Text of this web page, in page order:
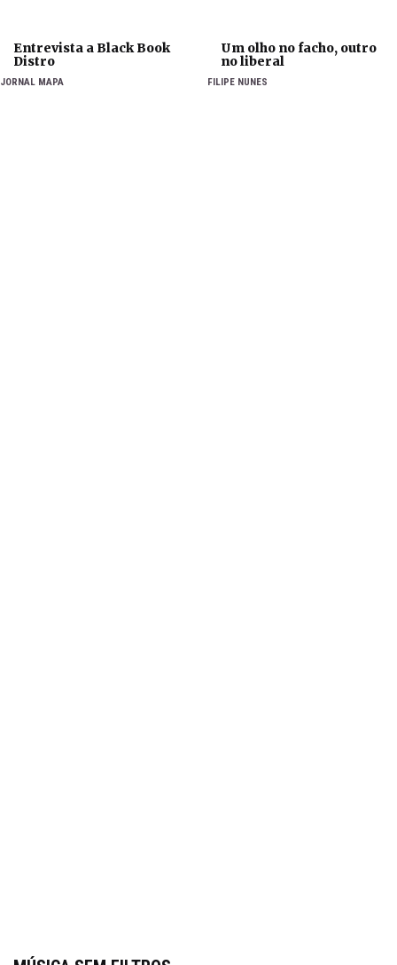
Entrevista a Black Book
Distro
JORNAL MAPA
Um olho no facho, outro
no liberal
FILIPE NUNES